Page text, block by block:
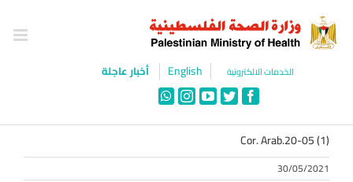
content
الخدمات الالكترونية English أخبار عاجلة
Facebook
Twitter
YouTube
Instagram
WhatsApp
Cor. Arab.20-05 (1)
30/05/2021